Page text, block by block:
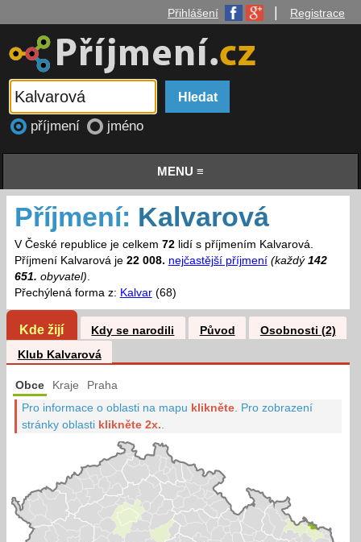
Přihlášení Registrace
příjmení jméno
MENU ≡
Příjmení: Kalvarová
V České republice je celkem 72lidí s příjmením Kalvarová.
Příjmení Kalvarová je 22 008. nejčastější příjmení (každý 142
651. obyvatel).
Přechýlená forma z: Kalvar(68)
Kde žijí Kdy se narodili Původ
Osobnosti (2)
Klub Kalvarová
Obce Kraje Praha
Pro informace o oblasti na mapu klikněte Pro zobrazení
stránky oblasti klikněte 2x.